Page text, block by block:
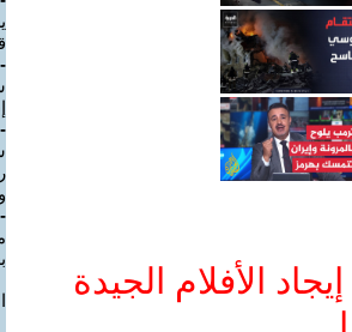
الأفلام الجيدة
-
-
-